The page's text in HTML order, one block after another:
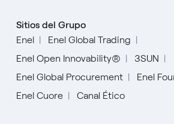
Sitios del Grupo
Enel
Enel Global Trading
Enel Open Innovability®
3SUN
Enel Global Procurement
Enel
Enel Cuore
Canal Ético